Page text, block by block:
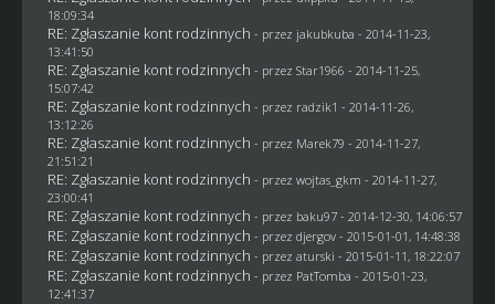
18:09:34
RE: Zgłaszanie kont rodzinnych - przez jakubkuba - 2014-11-23,
13:41:50
RE: Zgłaszanie kont rodzinnych - przez Star1966 - 2014-11-25,
15:07:42
RE: Zgłaszanie kont rodzinnych - przez radzik1 - 2014-11-26,
13:12:26
RE: Zgłaszanie kont rodzinnych - przez Marek79 - 2014-11-27,
21:51:21
RE: Zgłaszanie kont rodzinnych - przez wojtas_gkm - 2014-11-27,
23:00:41
RE: Zgłaszanie kont rodzinnych - przez baku97- 2014-12-30, 14:06:57
RE: Zgłaszanie kont rodzinnych - przez djergov- 2015-01-01, 14:48:38
RE: Zgłaszanie kont rodzinnych - przez aturski - 2015-01-11, 18:22:07
RE: Zgłaszanie kont rodzinnych - przez PatTomba - 2015-01-23,
12:41:37